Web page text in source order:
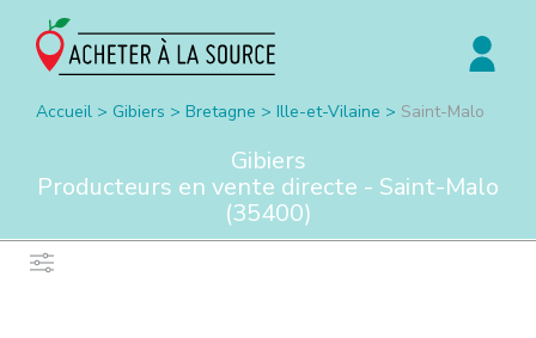
Accueil > Gibiers > Bretagne > Ille-et-Vilaine > Saint-Malo
Gibiers
Producteurs en vente directe - Saint-Malo
(35400)